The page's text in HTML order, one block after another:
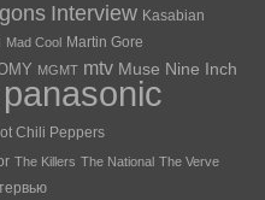
Interview Kasabian
Mad Cool Martin Gore
MGMT mtv Muse Nine Inch
panasonic
Chili Peppers
The Killers The National The Verve